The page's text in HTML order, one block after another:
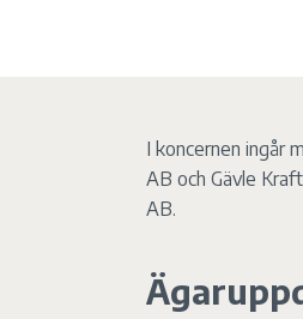
I koncernen ingår
AB och Gävle
AB.